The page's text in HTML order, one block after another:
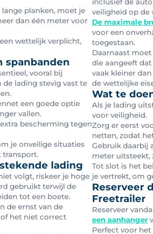
planken, moet je
dan één meter voor
wettelijk verplicht,
spanbanden
vooral bij
de lading stevig vast te
een goede optie
vallen.
bescherming tegen
je onveilige situaties
transport.
lading
volgt, riskeer je hoge
gebruikt terwijl de
tot een boete.
de ernst van de
het niet correct
veiligheid op de
De maximale
voor een
toegestaan.
Daarnaast
die aangeeft
vaak kleiner
de wettelijke
Wat te
Als je lading
voor veiligheid.
Zorg er eerst
netten, zodat
Gebruik daarbij
meter uitsteekt,
Tot slot is het
je vertrekt, om
Reserveer
Freetrailer
Reserveer
een aanhanger
Perfect voor